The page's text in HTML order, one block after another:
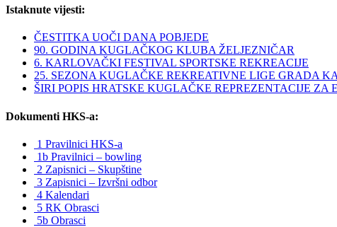
Istaknute vijesti:
ČESTITKA UOČI DANA POBJEDE
90. GODINA KUGLAČKOG KLUBA ŽELJEZNIČAR
6. KARLOVAČKI FESTIVAL SPORTSKE REKREACIJE
25. SEZONA KUGLAČKE REKREATIVNE LIGE GRADA
ŠIRI POPIS HRATSKE KUGLAČKE REPREZENTACIJE ZA
Dokumenti HKS-a:
1 Pravilnici HKS-a
1b Pravilnici – bowling
2 Zapisnici – Skupštine
3 Zapisnici – Izvršni odbor
4 Kalendari
5 RK Obrasci
5b Obrasci